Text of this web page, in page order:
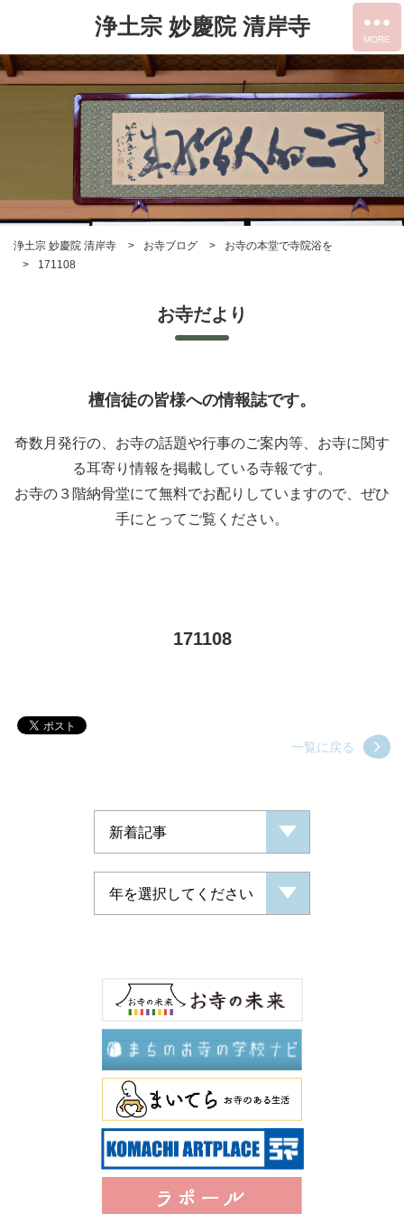
浄土宗 妙慶院 清岸寺
浄土宗 妙慶院 清岸寺 お寺ブログ
お寺の本堂で寺院浴を
171108
お寺だより
檀信徒の皆様への情報誌です。
奇数月発行の、お寺の話題や行事のご案内等、お寺に関す
る耳寄り情報を掲載している寺報です。
お寺の３階納骨堂にて無料でお配りしていますので、ぜひ
手にとってご覧ください。
171108
一覧に戻る